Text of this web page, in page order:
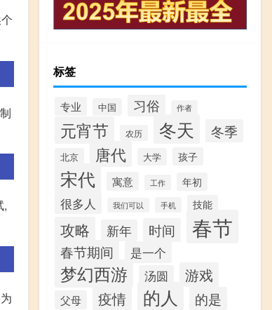
,
标签
专业 中国 习俗 作者
元宵节 农历 冬天 冬季
北京 唐代 大学 孩子
宋代 寓意 工作 年初
很多人 我们可以 手机 技能
攻略 新年 时间 春节
春节期间 是一个
梦幻西游 汤圆 游戏
父母 疫情 的人 的是